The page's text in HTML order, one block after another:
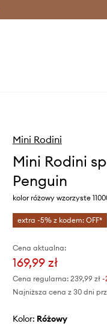
Mini Rodini
Mini Rodini
Penguin
kolor różowy wzorzyste
extra -5% z kodem: OFF*
Cena aktualna:
169,99 zł
Cena regularna: 239,99 zł-
Najniższa cena z 30 dni
Kolor: różowy